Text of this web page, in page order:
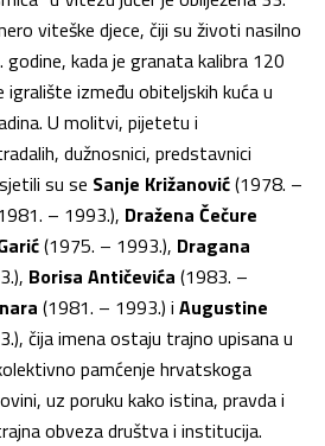
viteške djece, čiji su životi nasilno
kada je granata kalibra 120
igralište između obiteljskih kuća u
U molitvi, pijetetu i
dužnosnici, predstavnici
su se Sanje Križanović(1978. –
– 1993.), Dražena Čečure
(1975. – 1993.), Dragana
Borisa Antičevića (1983. –
(1981. – 1993.) i Augustine
čija imena ostaju trajno upisana u
pamćenje hrvatskoga
uz poruku kako istina, pravda i
obveza društva i institucija.